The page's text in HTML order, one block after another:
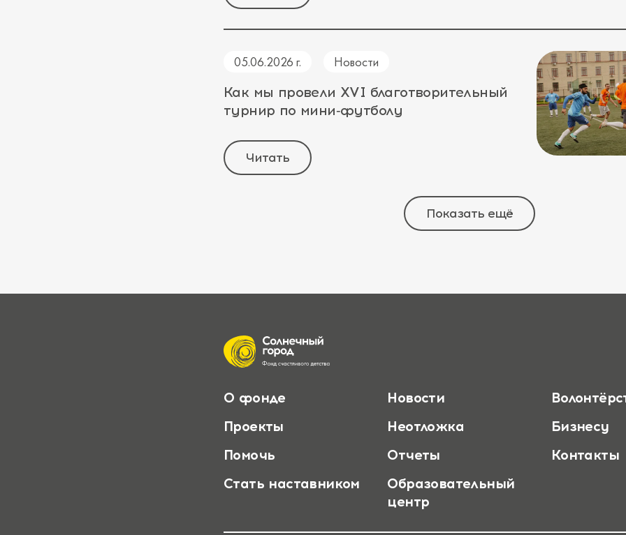
05.06.2026 г. Новости
Как мы провели XVI благотворительный
турнир по мини‑футболу
Читать
Показать ещё
О фонде Новости
Проекты
Неотложка
Бизнесу
Помочь
Отчеты
Контакты
Стать наставником
Образовательный
центр